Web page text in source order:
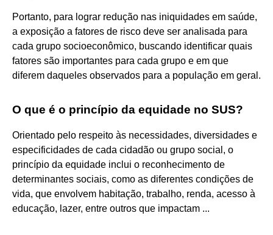
Portanto, para lograr redução nas iniquidades em saúde,
a exposição a fatores de risco deve ser analisada para
cada grupo socioeconômico, buscando identificar quais
fatores são importantes para cada grupo e em que
diferem daqueles observados para a população em geral.
O que é o princípio da equidade no SUS?
Orientado pelo respeito às necessidades, diversidades e
especificidades de cada cidadão ou grupo social, o
princípio da equidade inclui o reconhecimento de
determinantes sociais, como as diferentes condições de
vida, que envolvem habitação, trabalho, renda, acesso à
educação, lazer, entre outros que impactam ...